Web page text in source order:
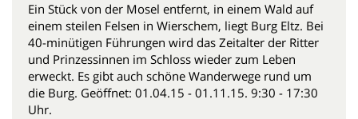
Ein Stück von der Mosel entfernt, in einem Wald auf
einem steilen Felsen in Wierschem, liegt Burg Eltz. Bei
40-minütigen Führungen wird das Zeitalter der Ritter
und Prinzessinnen im Schloss wieder zum Leben
erweckt. Es gibt auch schöne Wanderwege rund um
die Burg. Geöffnet: 01.04.15 - 01.11.15. 9:30 - 17:30
Uhr.